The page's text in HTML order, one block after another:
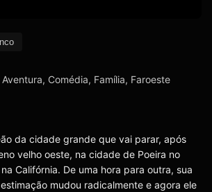
Aventura, Comédia, Família, Faroeste
da cidade grande que vai parar, após
velho oeste, na cidade de Poeira no
Califórnia. De uma hora para outra, sua
mudou radicalmente e agora ele